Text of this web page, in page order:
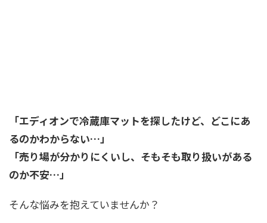
「エディオンで冷蔵庫マットを探したけど、どこにあ
るのかわからない…」
「売り場が分かりにくいし、そもそも取り扱いがある
のか不安…」
そんな悩みを抱えていませんか？